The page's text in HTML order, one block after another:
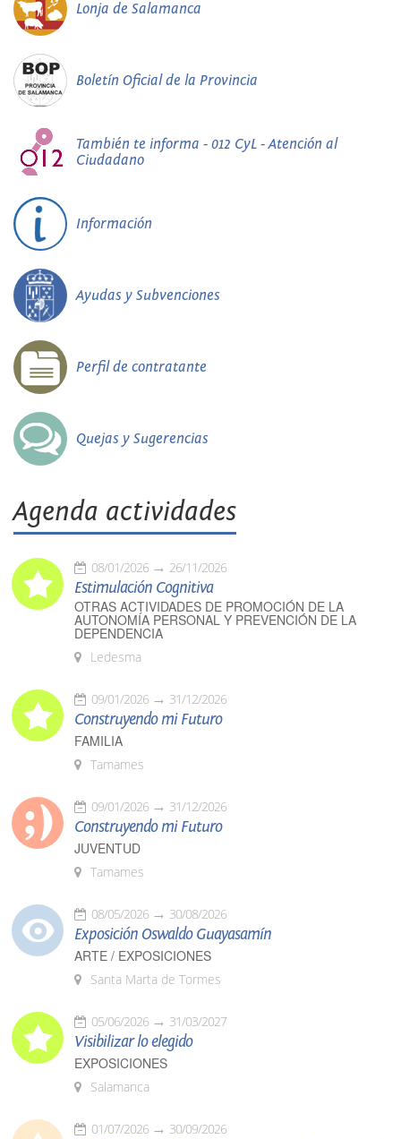
Lonja de Salamanca
Boletín Oficial de la Provincia
También te informa - 012 CyL - Atención al
Ciudadano
Información
Ayudas y Subvenciones
Perfil de contratante
Quejas y Sugerencias
Agenda actividades
08/01/2026 26/11/2026
Estimulación Cognitiva
OTRAS ACTIVIDADES DE PROMOCIÓN DE LA
AUTONOMÍA PERSONAL Y PREVENCIÓN DE LA
DEPENDENCIA
Ledesma
09/01/2026 31/12/2026
Construyendo mi Futuro
FAMILIA
Tamames
09/01/2026 31/12/2026
Construyendo mi Futuro
JUVENTUD
Tamames
08/05/2026 30/08/2026
Exposición Oswaldo Guayasamín
ARTE / EXPOSICIONES
Santa Marta de Tormes
05/06/2026 31/03/2027
Visibilizar lo elegido
EXPOSICIONES
Salamanca
01/07/2026 30/09/2026